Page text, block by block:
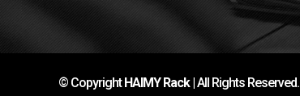
© CopyrightHAIMY Rack| All Rights Reserved.